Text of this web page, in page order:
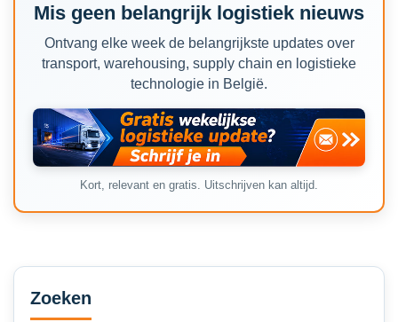
Mis geen belangrijk logistiek nieuws
Ontvang elke week de belangrijkste updates over
transport, warehousing, supply chain en logistieke
technologie in België.
Kort, relevant en gratis. Uitschrijven kan altijd.
Secondary
Sidebar
Zoeken